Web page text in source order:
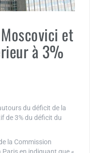
et
à 3%
du déficit de la
de 3% du déficit du
la Commission